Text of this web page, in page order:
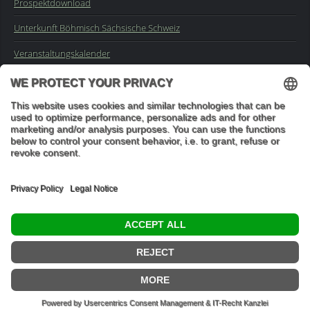
Prospektdownload
Unterkunft Böhmisch Sächsische Schweiz
Veranstaltungskalender
Impressum
Buchungsanfrage
"In den Wäldern sind Dinge, über die nachzudenken man jahrelang
im Moos liegen könnte." (Franz Kafka)
Datenschutzeinstellungen